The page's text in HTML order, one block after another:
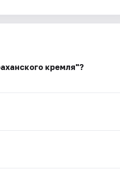
кремля"?